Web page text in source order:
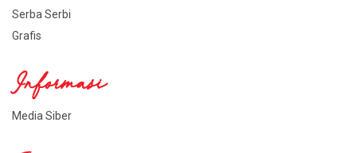
Serba Serbi
Grafis
Informasi
Media Siber